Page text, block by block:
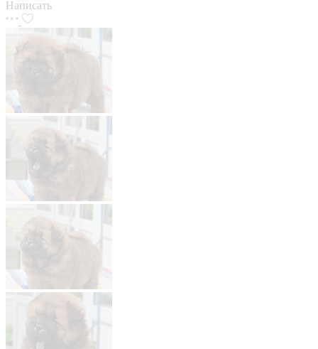
Написать